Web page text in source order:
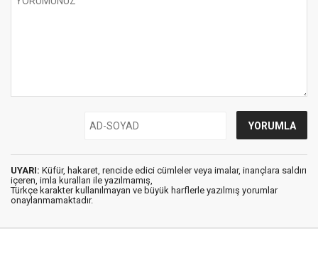
UYARI: Küfür, hakaret, rencide edici cümleler veya imalar, inançlara saldırı
içeren, imla kuralları ile yazılmamış,
Türkçe karakter kullanılmayan ve büyük harflerle yazılmış yorumlar
onaylanmamaktadır.